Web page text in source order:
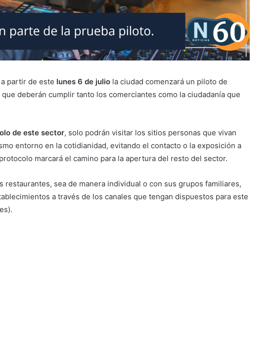
partir de este lunes 6 de julio la ciudad comenzará un piloto de
deberán cumplir tanto los comerciantes como la ciudadanía que
de este sector, solo podrán visitar los sitios personas que vivan
entorno en la cotidianidad, evitando el contacto o la exposición a
marcará el camino para la apertura del resto del sector.
restaurantes, sea de manera individual o con sus grupos familiares,
a través de los canales que tengan dispuestos para este